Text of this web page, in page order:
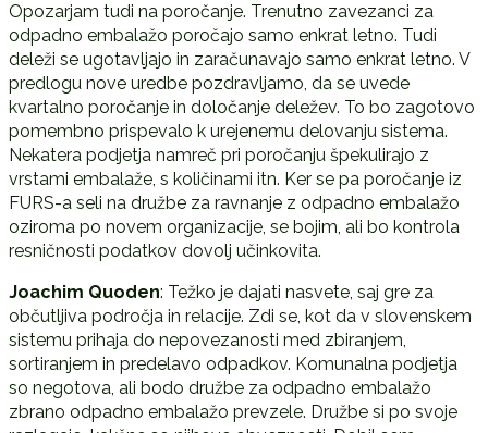
Opozarjam tudi na poročanje. Trenutno zavezanci za
odpadno embalažo poročajo samo enkrat letno. Tudi
deleži se ugotavljajo in zaračunavajo samo enkrat letno. V
predlogu nove uredbe pozdravljamo, da se uvede
kvartalno poročanje in določanje deležev. To bo zagotovo
pomembno prispevalo k urejenemu delovanju sistema.
Nekatera podjetja namreč pri poročanju špekulirajo z
vrstami embalaže, s količinami itn. Ker se pa poročanje iz
FURS-a seli na družbe za ravnanje z odpadno embalažo
oziroma po novem organizacije, se bojim, ali bo kontrola
resničnosti podatkov dovolj učinkovita.
Joachim Quoden: Težko je dajati nasvete, saj gre za
občutljiva področja in relacije. Zdi se, kot da v slovenskem
sistemu prihaja do nepovezanosti med zbiranjem,
sortiranjem in predelavo odpadkov. Komunalna podjetja
so negotova, ali bodo družbe za odpadno embalažo
zbrano odpadno embalažo prevzele. Družbe si po svoje